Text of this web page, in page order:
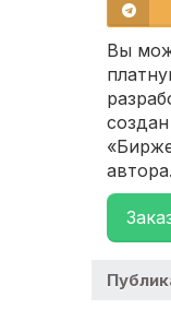
Вы
автора.